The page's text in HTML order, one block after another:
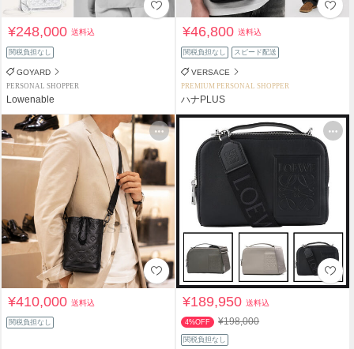
¥248,000送料込
関税負担なし
GOYARD
PERSONAL SHOPPER
Lowenable
¥46,800送料込
関税負担なし スピード配送
VERSACE
PREMIUM PERSONAL SHOPPER
ハナPLUS
¥410,000送料込
関税負担なし
¥189,950送料込
4%OFF ¥198,000
関税負担なし